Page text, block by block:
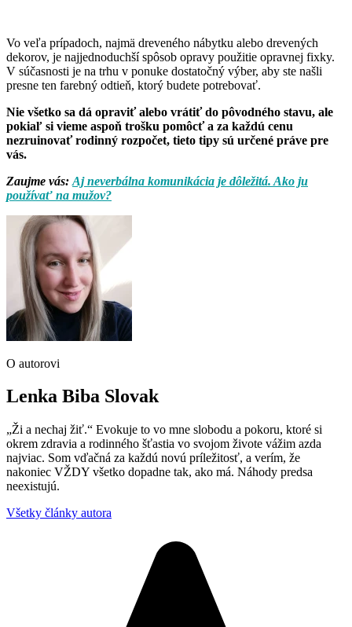
Vo veľa prípadoch, najmä dreveného nábytku alebo drevených
dekorov, je najjednoduchší spôsob opravy použitie opravnej fixky.
V súčasnosti je na trhu v ponuke dostatočný výber, aby ste našli
presne ten farebný odtieň, ktorý budete potrebovať.
Nie všetko sa dá opraviť alebo vrátiť do pôvodného stavu, ale
pokiaľ si vieme aspoň trošku pomôcť a za každú cenu
nezruinovať rodinný rozpočet, tieto tipy sú určené práve pre
vás.
Zaujme vás: Aj neverbálna komunikácia je dôležitá. Ako ju
používať na mužov?
O autorovi
Lenka Biba Slovak
„Ži a nechaj žiť.“ Evokuje to vo mne slobodu a pokoru, ktoré si
okrem zdravia a rodinného šťastia vo svojom živote vážim azda
najviac. Som vďačná za každú novú príležitosť, a verím, že
nakoniec VŽDY všetko dopadne tak, ako má. Náhody predsa
neexistujú.
Všetky články autora